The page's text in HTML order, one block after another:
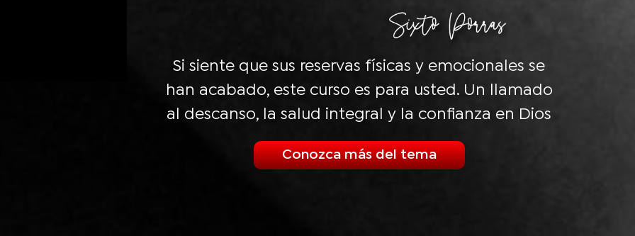
Si siente que sus reservas físicas y emocionales se
han acabado, este curso es para usted. Un llamado
al descanso, la salud integral y la confianza en Dios
Conozca más del tema